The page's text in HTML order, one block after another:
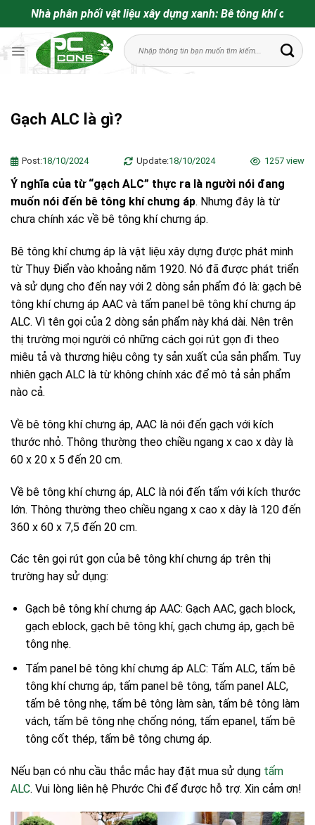
qua
nội
dung
Nhà phân phối vật liệu xây dựng xanh: Bê tông khí chưng
Tìm
kiếm:
Gạch ALC là gì?
Post:18/10/2024 Update:18/10/2024 1257 view
Ý nghĩa của từ “gạch ALC” thực ra là người nói đang
muốn nói đến bê tông khí chưng áp. Nhưng đây là từ
chưa chính xác về bê tông khí chưng áp.
Bê tông khí chưng áp là vật liệu xây dựng được phát minh
từ Thụy Điển vào khoảng năm 1920. Nó đã được phát triển
và sử dụng cho đến nay với 2 dòng sản phẩm đó là: gạch bê
tông khí chưng áp AAC và tấm panel bê tông khí chưng áp
ALC. Vì tên gọi của 2 dòng sản phẩm này khá dài. Nên trên
thị trường mọi người có những cách gọi rút gọn đi theo
miêu tả và thương hiệu công ty sản xuất của sản phẩm. Tuy
nhiên gạch ALC là từ không chính xác để mô tả sản phẩm
nào cả.
Về bê tông khí chưng áp, AAC là nói đến gạch với kích
thước nhỏ. Thông thường theo chiều ngang x cao x dày là
60 x 20 x 5 đến 20 cm.
Về bê tông khí chưng áp, ALC là nói đến tấm với kích thước
lớn. Thông thường theo chiều ngang x cao x dày là 120 đến
360 x 60 x 7,5 đến 20 cm.
Các tên gọi rút gọn của bê tông khí chưng áp trên thị
trường hay sử dụng:
Gạch bê tông khí chưng áp AAC: Gạch AAC, gạch block,
gạch eblock, gạch bê tông khí, gạch chưng áp, gạch bê
tông nhẹ.
Tấm panel bê tông khí chưng áp ALC: Tấm ALC, tấm bê
tông khí chưng áp, tấm panel bê tông, tấm panel ALC,
tấm bê tông nhẹ, tấm bê tông làm sàn, tấm bê tông làm
vách, tấm bê tông nhẹ chống nóng, tấm epanel, tấm bê
tông cốt thép, tấm bê tông chưng áp.
Nếu bạn có nhu cầu thắc mắc hay đặt mua sử dụng tấm
ALC. Vui lòng liên hệ Phước Chi để được hỗ trợ. Xin cảm ơn!